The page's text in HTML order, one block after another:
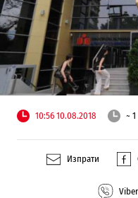
10:56 10.08.2018 ~
Изпрати
Viber